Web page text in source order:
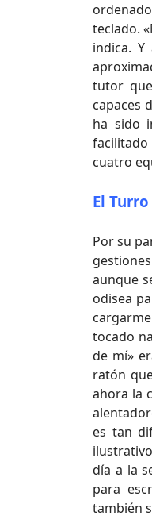
teclado.
indica.
tutor
capaces
ha sido
cuatro
El Turro
Por su
aunque
odisea
tocado
de mí»
ratón
ahora la
es tan
día a la
para
también